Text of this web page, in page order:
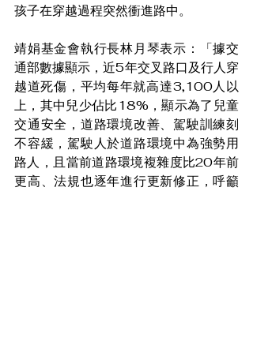
孩子在穿越過程突然衝進路中。
靖娟基金會執行長林月琴表示：「據交
通部數據顯示，近5年交叉路口及行人穿
越道死傷，平均每年就高達3,100人以
上，其中兒少佔比18%，顯示為了兒童
交通安全，道路環境改善、駕駛訓練刻
不容緩，駕駛人於道路環境中為強勢用
路人，且當前道路環境複雜度比20年前
更高、法規也逐年進行更新修正，呼籲